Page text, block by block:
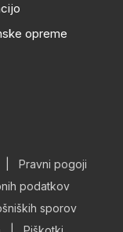
opreme
Pravni pogoji
podatkov
sporov